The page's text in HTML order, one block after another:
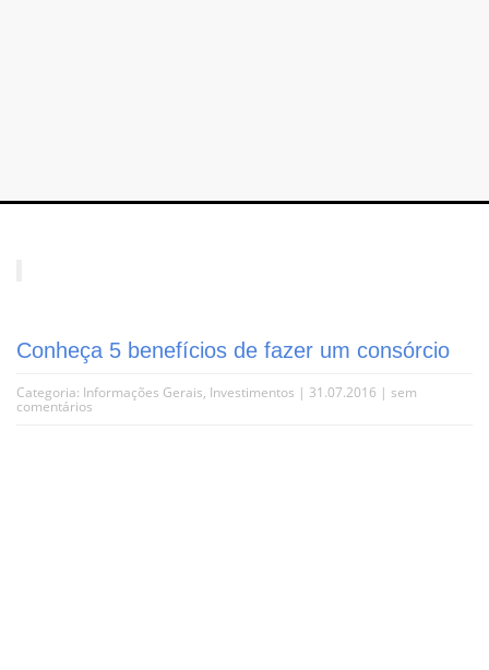
Conheça 5 benefícios de fazer um consórcio
Categoria: Informações Gerais, Investimentos | 31.07.2016 | sem
comentários